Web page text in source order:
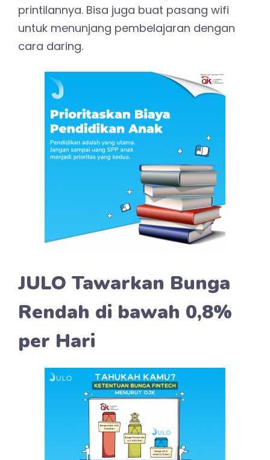
printilannya. Bisa juga buat pasang wifi
untuk menunjang pembelajaran dengan
cara daring.
JULO Tawarkan Bunga
Rendah di bawah 0,8%
per Hari